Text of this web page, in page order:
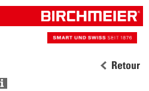
Retour